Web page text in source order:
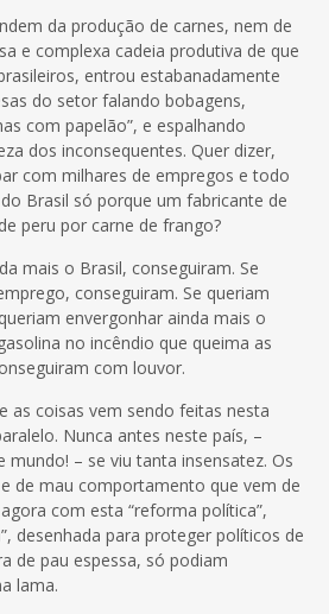
da produção de carnes, nem de
e complexa cadeia produtiva de que
entrou estabanadamente
do setor falando bobagens,
com papelão”, e espalhando
dos inconsequentes. Quer dizer,
com milhares de empregos e todo
Brasil só porque um fabricante de
peru por carne de frango?
mais o Brasil, conseguiram. Se
conseguiram. Se queriam
envergonhar ainda mais o
no incêndio que queima as
com louvor.
as coisas vem sendo feitas nesta
Nunca antes neste país, –
mundo! – se viu tanta insensatez. Os
de mau comportamento que vem de
com esta “reforma política”,
desenhada para proteger políticos de
de pau espessa, só podiam
lama.